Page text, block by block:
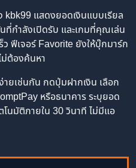
แสดงยอดเงินแบบเรียล
ที่กำลังเปิดรับ และเกมที่คุณเล่น
ว ฟีเจอร์ Favorite ยังให้บุ๊กมาร์ก
ม่ต้องค้นหา
ยเช่นกัน กดปุ่มฝากเงิน เลือก
หรือธนาคาร ระบุยอด
นมัติภายใน 30 วินาที ไม่มีแอ